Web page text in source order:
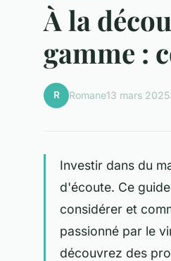
À la
gamme :
R Romane13 mars 2025
Investir dans du
d'écoute. Ce
considérer et
passionné par le
découvrez des